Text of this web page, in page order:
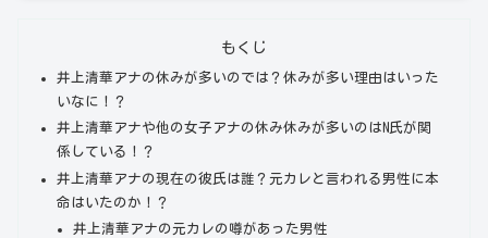
もくじ
井上清華アナの休みが多いのでは？休みが多い理由はいった
いなに！？
井上清華アナや他の女子アナの休み休みが多いのはN氏が関
係している！？
井上清華アナの現在の彼氏は誰？元カレと言われる男性に本
命はいたのか！？
井上清華アナの元カレの噂があった男性